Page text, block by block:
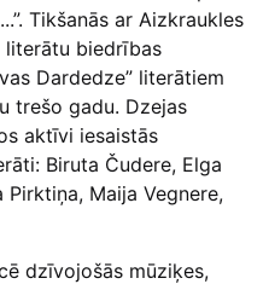
Tikšanās ar Aizkraukles
literātu biedrības
Dardedze” literātiem
trešo gadu. Dzejas
aktīvi iesaistās
Biruta Čudere, Elga
Maija Vegnere,
dzīvojošās mūziķes,